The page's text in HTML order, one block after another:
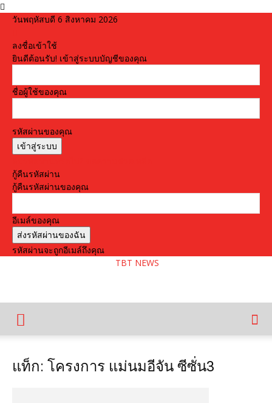
วันพฤหัสบดี 6 สิงหาคม 2026
ลงชื่อเข้าใช้
ยินดีต้อนรับ! เข้าสู่ระบบบัญชีของคุณ
ชื่อผู้ใช้ของคุณ
รหัสผ่านของคุณ
กู้คืนรหัสผ่าน
กู้คืนรหัสผ่านของคุณ
อีเมล์ของคุณ
รหัสผ่านจะถูกอีเมล์ถึงคุณ
TBT NEWS
แท็ก: โครงการ แม่นมอีจัน ซีซั่น3